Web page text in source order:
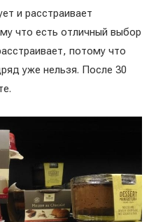
и расстраивает
что есть отличный выбор
потому что
уже нельзя. После 30